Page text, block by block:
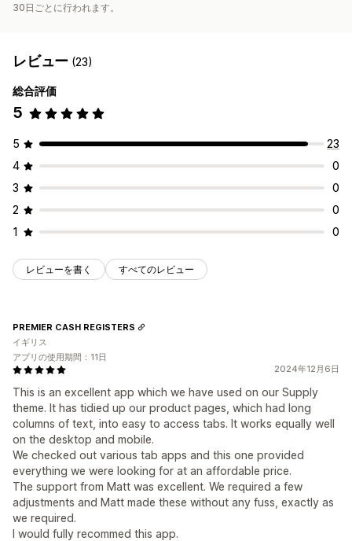
30日ごとに行われます。
レビュー (23)
総合評価
5
5
23
4
0
3
0
2
0
1
0
レビューを書く すべてのレビュー
2024年12月6日
This is an excellent app which we have used on our Supply
theme. It has tidied up our product pages, which had long
columns of text, into easy to access tabs. It works equally well
on the desktop and mobile.
We checked out various tab apps and this one provided
everything we were looking for at an affordable price.
The support from Matt was excellent. We required a few
adjustments and Matt made these without any fuss, exactly as
we required.
I would fully recommed this app.
PREMIER CASH REGISTERS
イギリス
アプリの使用期間：11日